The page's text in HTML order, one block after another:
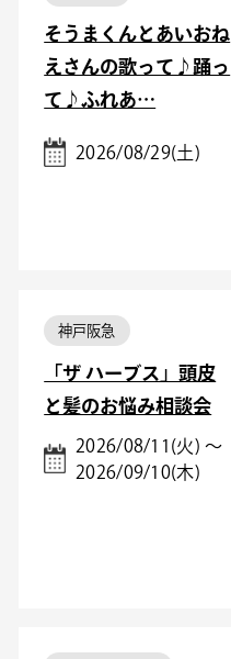
そうまくんとあいおね
えさんの歌って♪踊っ
て♪ふれあ…
2026/08/29(土)
神戸阪急
「ザ ハーブス」頭皮
と髪のお悩み相談会
2026/08/11(火) ～
2026/09/10(木)